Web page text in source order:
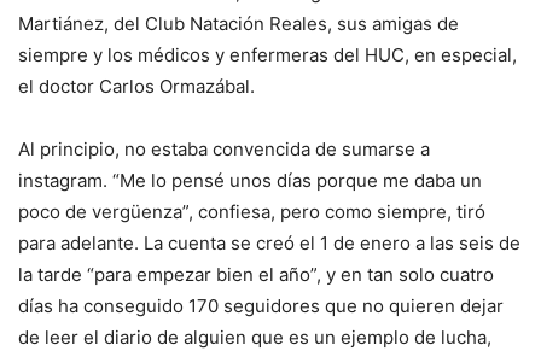
Martiánez, del Club Natación Reales, sus amigas de
siempre y los médicos y enfermeras del HUC, en especial,
el doctor Carlos Ormazábal.
Al principio, no estaba convencida de sumarse a
instagram. “Me lo pensé unos días porque me daba un
poco de vergüenza”, confiesa, pero como siempre, tiró
para adelante. La cuenta se creó el 1 de enero a las seis de
la tarde “para empezar bien el año”, y en tan solo cuatro
días ha conseguido 170 seguidores que no quieren dejar
de leer el diario de alguien que es un ejemplo de lucha,